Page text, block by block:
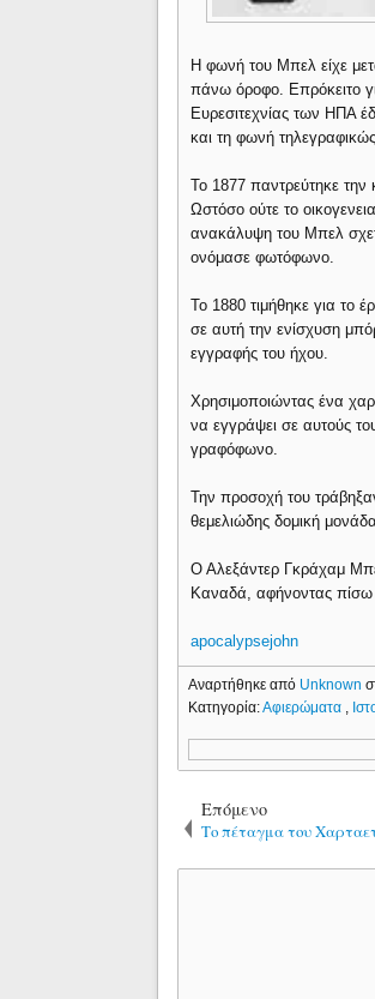
Η φωνή του Μπελ είχε
πάνω όροφο. Επρόκειτο
Ευρεσιτεχνίας των ΗΠΑ
και τη φωνή
Το 1877 παντρεύτηκε
Ωστόσο ούτε το
ανακάλυψη του Μπελ
ονόμασε φωτόφωνο.
Το 1880 τιμήθηκε για το
σε αυτή την ενίσχυση
εγγραφής του ήχου.
Χρησιμοποιώντας ένα
να εγγράψει σε αυτούς
γραφόφωνο.
Την προσοχή του
θεμελιώδης δομική
Ο Αλεξάντερ Γκράχαμ
Καναδά, αφήνοντας πίσω
apocalypsejohn
Αναρτήθηκε από Unknown
Κατηγορία:Αφιερώματα ,
Επόμενο
Το πέταγμα του